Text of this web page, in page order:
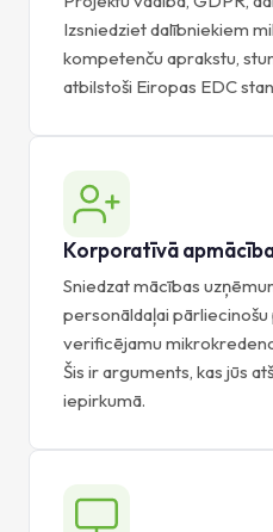
Izsniedziet dalībniekiem
kompetenču aprakstu,
atbilstoši Eiropas EDC
Korporatīvā
Sniedzat mācības
personāldaļai
verificējamu
Šis ir arguments, kas jūs
iepirkumā.